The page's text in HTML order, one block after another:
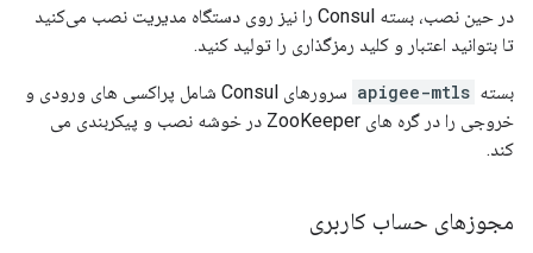
در حین نصب، بسته Consul را نیز روی دستگاه مدیریت نصب می‌کنید
تا بتوانید اعتبار و کلید رمزگذاری را تولید کنید.
بسته apigee-mtls
سرورهای Consul شامل پراکسی های ورودی و
خروجی را در گره های ZooKeeper در خوشه نصب و پیکربندی می
کند.
مجوزهای حساب کاربری